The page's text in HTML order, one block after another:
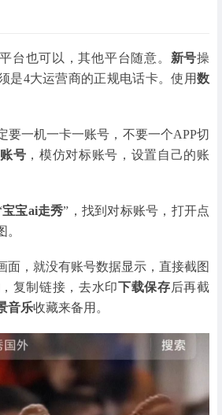
台也可以，其他平台随意。 新号操
是4大运营商的正规电话卡。使用数
要一机一卡一账号，不要一个APP切
号 ，模仿对标账号，设置自己的账
宝宝ai走秀”，找到对标账号，打开点
面，就没有账号数据显示，直接截图
复制链接，去水印下载保存后再截
音乐收藏来备用。